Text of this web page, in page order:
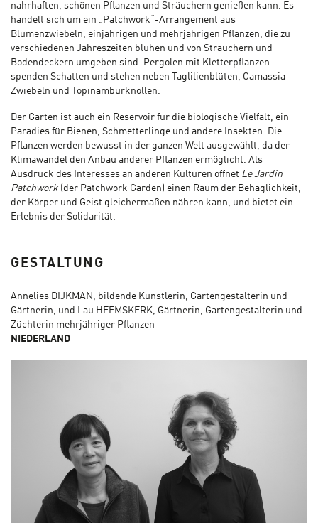
nahrhaften, schönen Pflanzen und Sträuchern genießen kann. Es
handelt sich um ein „Patchwork“-Arrangement aus
Blumenzwiebeln, einjährigen und mehrjährigen Pflanzen, die zu
verschiedenen Jahreszeiten blühen und von Sträuchern und
Bodendeckern umgeben sind. Pergolen mit Kletterpflanzen
spenden Schatten und stehen neben Taglilienblüten, Camassia-
Zwiebeln und Topinamburknollen.
Der Garten ist auch ein Reservoir für die biologische Vielfalt, ein
Paradies für Bienen, Schmetterlinge und andere Insekten. Die
Pflanzen werden bewusst in der ganzen Welt ausgewählt, da der
Klimawandel den Anbau anderer Pflanzen ermöglicht. Als
Ausdruck des Interesses an anderen Kulturen öffnet Le Jardin
Patchwork (der Patchwork Garden) einen Raum der Behaglichkeit,
der Körper und Geist gleichermaßen nähren kann, und bietet ein
Erlebnis der Solidarität.
GESTALTUNG
Annelies DIJKMAN, bildende Künstlerin, Gartengestalterin und
Gärtnerin, und Lau HEEMSKERK, Gärtnerin, Gartengestalterin und
Züchterin mehrjähriger Pflanzen
NIEDERLAND